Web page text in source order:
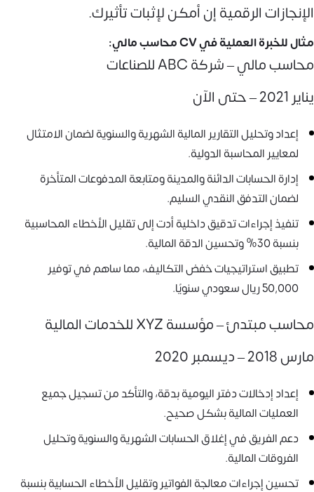
الإنجازات الرقمية إن أمكن لإثبات تأثيرك.
مثال للخبرة العملية في CV محاسب مالي:
محاسب مالي – شركة ABC للصناعات
يناير 2021 – حتى الآن
إعداد وتحليل التقارير المالية الشهرية والسنوية لضمان الامتثال
لمعايير المحاسبة الدولية.
إدارة الحسابات الدائنة والمدينة ومتابعة المدفوعات المتأخرة
لضمان التدفق النقدي السليم.
تنفيذ إجراءات تدقيق داخلية أدت إلى تقليل الأخطاء المحاسبية
بنسبة 30% وتحسين الدقة المالية.
تطبيق استراتيجيات خفض التكاليف، مما ساهم في توفير
50,000 ريال سعودي سنويًا.
محاسب مبتدئ – مؤسسة XYZ للخدمات المالية
مارس 2018 – ديسمبر 2020
إعداد إدخالات دفتر اليومية بدقة، والتأكد من تسجيل جميع
العمليات المالية بشكل صحيح.
دعم الفريق في إغلاق الحسابات الشهرية والسنوية وتحليل
الفروقات المالية.
تحسين إجراءات معالجة الفواتير وتقليل الأخطاء الحسابية بنسبة